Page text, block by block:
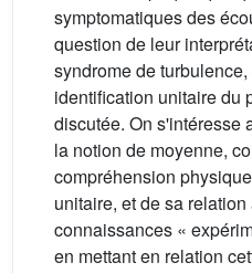
symptomatiques des
question de leur
syndrome de
identification unitaire du
discutée. On s'intéresse
la notion de moyenne,
compréhension
unitaire, et de sa
connaissances «
en mettant en relation